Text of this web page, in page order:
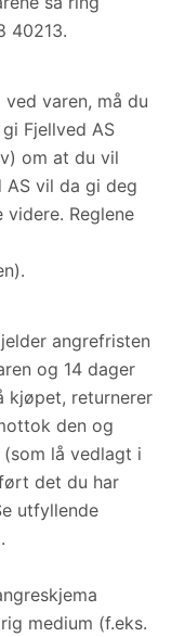
40213.
varen, må du
Fjellved AS
om at du vil
AS vil da gi deg
Reglene
angrefristen
og 14 dager
kjøpet, returnerer
den og
lå vedlagt i
det du har
utfyllende
medium (f.eks.